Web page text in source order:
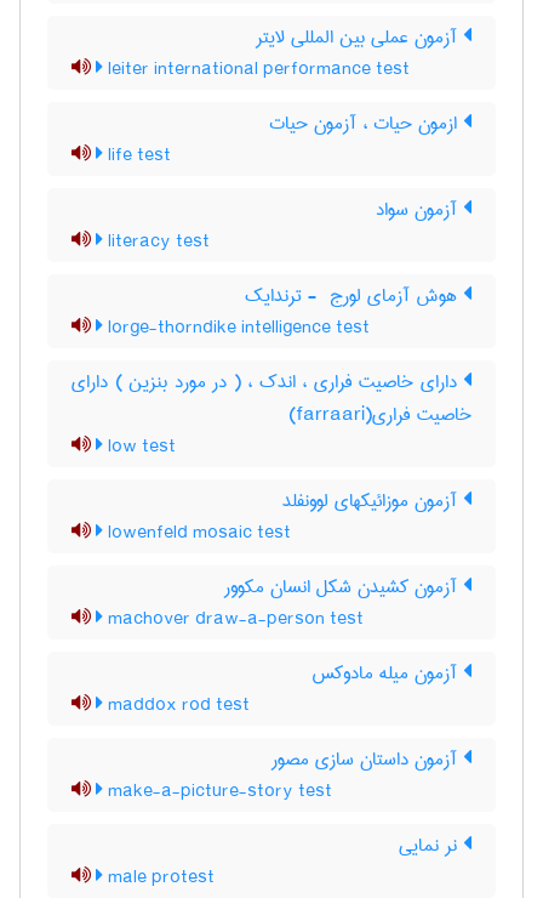
آزمون عملی بین المللی لایتر
leiter international performance test
ازمون حیات ، آزمون حیات
life test
آزمون سواد
literacy test
هوش آزمای لورج ‎ - ترندایک
lorge-thorndike intelligence test
دارای خاصیت فراری ، اندک ، ( در مورد بنزین ) دارای
خاصیت فراری(farraari)
low test
آزمون موزائیکهای لوونفلد
lowenfeld mosaic test
آزمون کشیدن شکل انسان مکوور
machover draw-a-person test
آزمون میله مادوکس
maddox rod test
آزمون داستان سازی مصور
make-a-picture-story test
نر نمایی
male protest